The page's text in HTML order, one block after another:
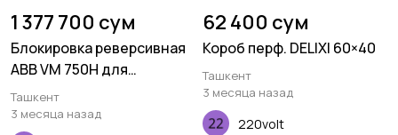
1 377 700 сум
Блокировка реверсивная
ABB VM 750H для
контакторов АF400 -
AF750
Ташкент
3 месяца назад
62 400 сум
Короб перф. DELIXI 60×40
Ташкент
3 месяца назад
220volt